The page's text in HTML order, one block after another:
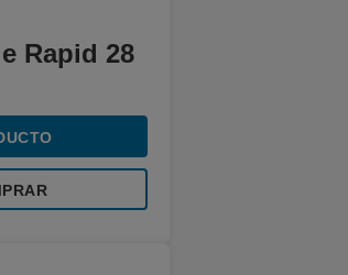
Rapid 28